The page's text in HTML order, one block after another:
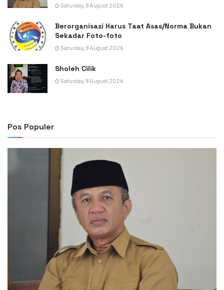
Saturday, 8 August 2026
Berorganisasi Harus Taat Asas/Norma Bukan
Sekadar Foto-foto
Saturday, 8 August 2026
Sholeh Cilik
Saturday, 8 August 2026
Pos Populer